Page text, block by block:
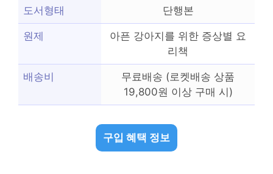
도서형태 단행본
원제
아픈 강아지를 위한 증상별 요
리책
배송비
무료배송 (로켓배송 상품
19,800원 이상 구매 시)
구입 혜택 정보